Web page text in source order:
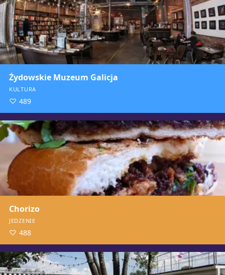
Żydowskie Muzeum Galicja
KULTURA
489
Chorizo
JEDZENIE
488